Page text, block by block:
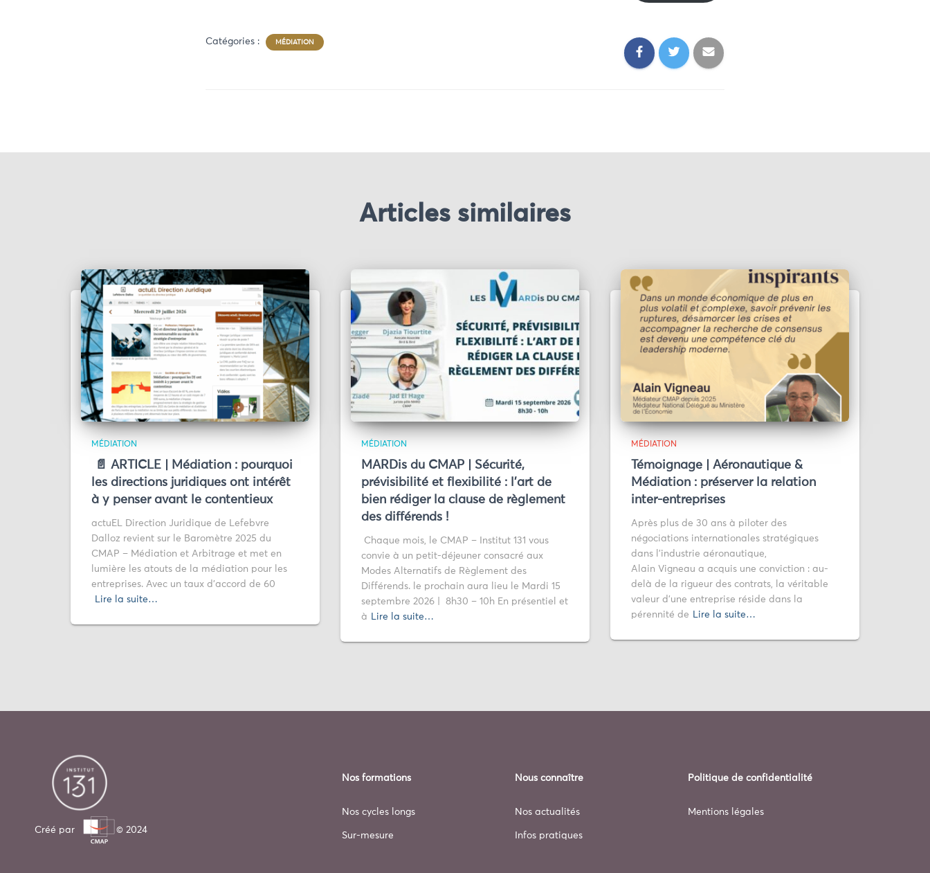
Catégories : MÉDIATION
Articles similaires
MÉDIATION
📄 ARTICLE | Médiation : pourquoi
les directions juridiques ont intérêt
à y penser avant le contentieux
actuEL Direction Juridique de Lefebvre
Dalloz revient sur le Baromètre 2025 du
CMAP – Médiation et Arbitrage et met en
lumière les atouts de la médiation pour les
entreprises. Avec un taux d’accord de 60
Lire la suite…
MÉDIATION
MARDis du CMAP | Sécurité,
prévisibilité et flexibilité : l’art de
bien rédiger la clause de règlement
des différends !
Chaque mois, le CMAP – Institut 131 vous
convie à un petit-déjeuner consacré aux
Modes Alternatifs de Règlement des
Différends. le prochain aura lieu le Mardi 15
septembre 2026 | 8h30 – 10h En présentiel et
à Lire la suite…
MÉDIATION
Témoignage | Aéronautique &
Médiation : préserver la relation
inter-entreprises
Après plus de 30 ans à piloter des
négociations internationales stratégiques
dans l’industrie aéronautique,
Alain Vigneau a acquis une conviction : au-
delà de la rigueur des contrats, la véritable
valeur d’une entreprise réside dans la
pérennité de Lire la suite…
Créé par © 2024
Nos formations
Nos cycles longs
Sur-mesure
Nous connaître
Nos actualités
Infos pratiques
Politique de confidentialité
Mentions légales